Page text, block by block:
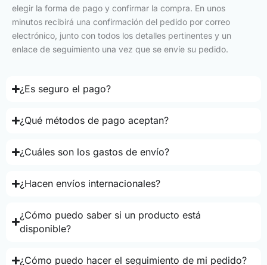
elegir la forma de pago y confirmar la compra. En unos
minutos recibirá una confirmación del pedido por correo
electrónico, junto con todos los detalles pertinentes y un
enlace de seguimiento una vez que se envíe su pedido.
¿Es seguro el pago?
¿Qué métodos de pago aceptan?
¿Cuáles son los gastos de envío?
¿Hacen envíos internacionales?
¿Cómo puedo saber si un producto está
disponible?
¿Cómo puedo hacer el seguimiento de mi pedido?